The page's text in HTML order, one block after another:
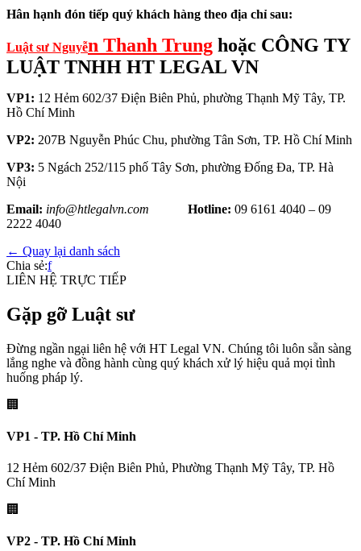
Hân hạnh đón tiếp quý khách hàng theo địa chỉ sau:
Luật sư Nguyễn Thanh Trung hoặc CÔNG TY
LUẬT TNHH HT LEGAL VN
VP1: 12 Hẻm 602/37 Điện Biên Phủ, phường Thạnh Mỹ Tây, TP.
Hồ Chí Minh
VP2: 207B Nguyễn Phúc Chu, phường Tân Sơn, TP. Hồ Chí Minh
VP3: 5 Ngách 252/115 phố Tây Sơn, phường Đống Đa, TP. Hà
Nội
Email: info@htlegalvn.com Hotline: 09 6161 4040 – 09
2222 4040
← Quay lại danh sách
Chia sẻ:f
LIÊN HỆ TRỰC TIẾP
Gặp gỡ Luật sư
Đừng ngần ngại liên hệ với HT Legal VN. Chúng tôi luôn sẵn sàng
lắng nghe và đồng hành cùng quý khách xử lý hiệu quả mọi tình
huống pháp lý.
🏢
VP1 - TP. Hồ Chí Minh
12 Hẻm 602/37 Điện Biên Phủ, Phường Thạnh Mỹ Tây, TP. Hồ
Chí Minh
🏢
VP2 - TP. Hồ Chí Minh